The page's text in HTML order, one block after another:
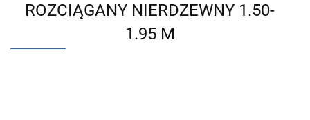
ROZCIĄGANY NIERDZEWNY 1.50-
1.95 M